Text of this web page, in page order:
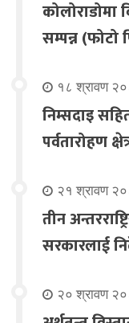
कोलोराडोमा
सम्पन्न
१८ श्रावण
निम्सदाइ
पर्वतारोहण
२१ श्रावण
तीन
सरकारलाई
२० श्रावण